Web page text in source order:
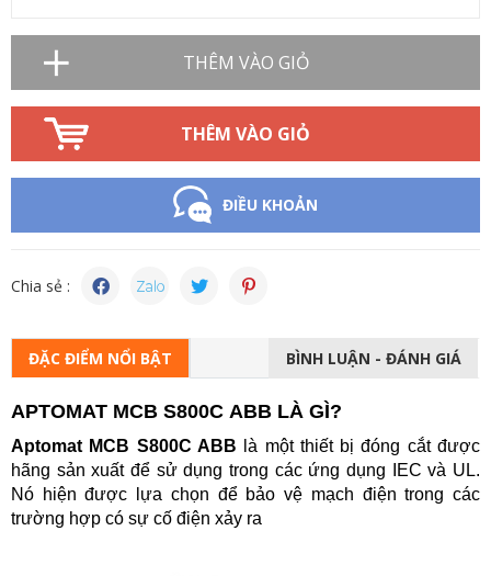
THÊM VÀO GIỎ
THÊM VÀO GIỎ
ĐIỀU KHOẢN
Chia sẻ :
ĐẶC ĐIỂM NỔI BẬT BÌNH LUẬN - ĐÁNH GIÁ
APTOMAT MCB S800C ABB LÀ GÌ?
Aptomat MCB S800C ABB là một thiết bị đóng cắt được
hãng sản xuất để sử dụng trong các ứng dụng IEC và UL.
Nó hiện được lựa chọn để bảo vệ mạch điện trong các
trường hợp có sự cố điện xảy ra